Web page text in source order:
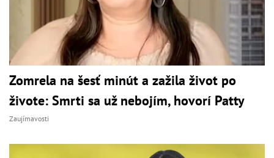
Zomrela na šesť minút a zažila život po
živote: Smrti sa už nebojím, hovorí Patty
Zaujímavosti